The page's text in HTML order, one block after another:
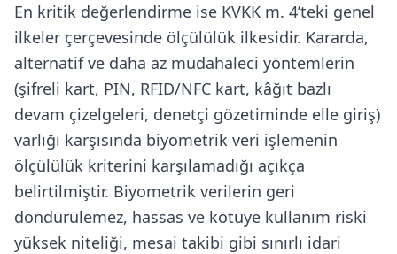
En kritik değerlendirme ise KVKK m. 4’teki genel
ilkeler çerçevesinde ölçülülük ilkesidir. Kararda,
alternatif ve daha az müdahaleci yöntemlerin
(şifreli kart, PIN, RFID/NFC kart, kâğıt bazlı
devam çizelgeleri, denetçi gözetiminde elle giriş)
varlığı karşısında biyometrik veri işlemenin
ölçülülük kriterini karşılamadığı açıkça
belirtilmiştir. Biyometrik verilerin geri
döndürülemez, hassas ve kötüye kullanım riski
yüksek niteliği, mesai takibi gibi sınırlı idari